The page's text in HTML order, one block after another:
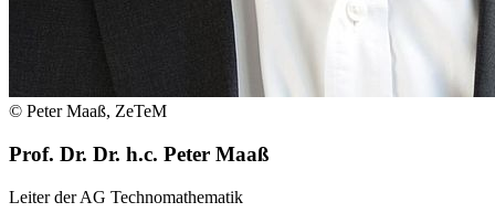
© Peter Maaß, ZeTeM
Prof. Dr. Dr. h.c. Peter Maaß
Leiter der AG Technomathematik